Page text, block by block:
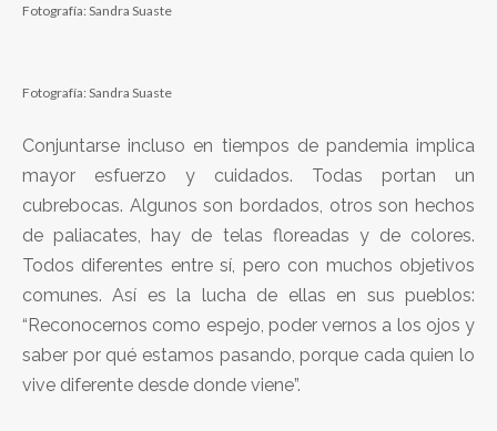
Fotografía: Sandra Suaste
Fotografía: Sandra Suaste
Conjuntarse incluso en tiempos de pandemia implica
mayor esfuerzo y cuidados. Todas portan un
cubrebocas. Algunos son bordados, otros son hechos
de paliacates, hay de telas floreadas y de colores.
Todos diferentes entre sí, pero con muchos objetivos
comunes. Así es la lucha de ellas en sus pueblos:
“Reconocernos como espejo, poder vernos a los ojos y
saber por qué estamos pasando, porque cada quien lo
vive diferente desde donde viene”.